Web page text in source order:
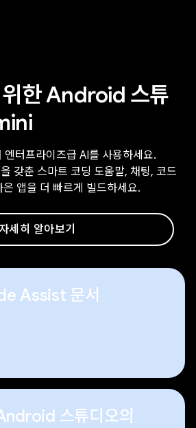
위한 Android 스튜
터프라이즈급 AI를 사용하세요.
갖춘 스마트 코딩 도움말, 채팅, 코드
앱을 더 빠르게 빌드하세요.
자세히 알아보기
Assist 문서
스튜디오의